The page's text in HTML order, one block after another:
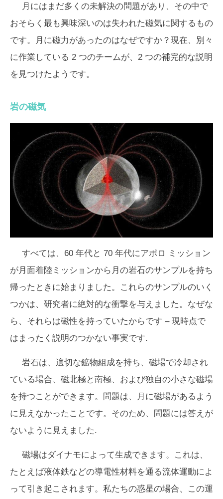
月にはまだ多くの未解決の問題があり、その中で
おそらく最も興味深いのは失われた磁気に関するもの
です。月に磁力があったのはなぜですか？現在、別々
に作業している 2 つのチームが、2 つの補完的な説明
を見つけたようです。
岩の磁気
すべては、60 年代と 70 年代にアポロ ミッション
が月面着陸ミッションから月の岩石のサンプルを持ち
帰ったときに始まりました。これらのサンプルのいく
つかは、研究者に絶対的な衝撃を与えました。なぜな
ら、それらは磁性を持っていたからです – 現時点で
はまったく説明のつかない事実です.
岩石は、適切な鉱物組成を持ち、磁場で冷却され
ている場合、磁北極と南極、および独自の小さな磁場
を持つことができます。問題は、月に磁場があるよう
に見えなかったことです。そのため、問題には答えが
ないように見えました.
磁場はダイナモによって生成できます。これは、
たとえば液体鉄などの導電性材料を通る流体運動によ
って引き起こされます。私たちの惑星の場合、この運